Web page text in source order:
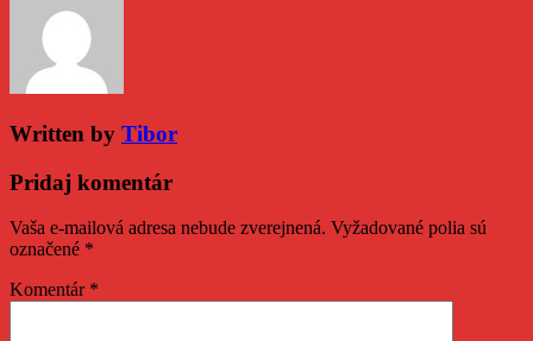
Written by Tibor
Pridaj komentár
Vaša e-mailová adresa nebude zverejnená. Vyžadované polia sú
označené *
Komentár *